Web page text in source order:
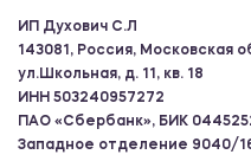
ИП Духович С.Л
143081, Россия, Московская
ул.Школьная, д. 11, кв. 18
ИНН 503240957272
ПАО «Сбербанк», БИК
Западное отделение 9040/